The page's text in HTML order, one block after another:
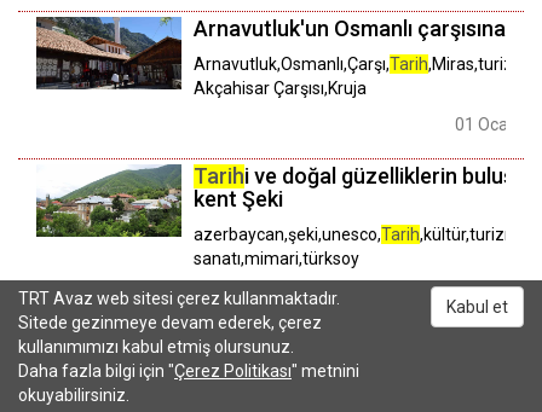
Arnavutluk'un Osmanlı çarşısına
Arnavutluk,Osmanlı,Çarşı,Tarih
Akçahisar Çarşısı,Kruja
01 Ocak
Tarihi ve doğal güzelliklerin
kent Şeki
azerbaycan,şeki,unesco,Tarih
sanatı,mimari,türksoy
01 Ocak 0001
Turistlerin uğrak yeri: Nahçıvan
Kalesi
TRT Avaz web sitesi çerez kullanmaktadır.
Sitede gezinmeye devam ederek, çerez
kullanımımızı kabul etmiş olursunuz.
Daha fazla bilgi için "Çerez Politikası" metnini
okuyabilirsiniz.
Kabul et